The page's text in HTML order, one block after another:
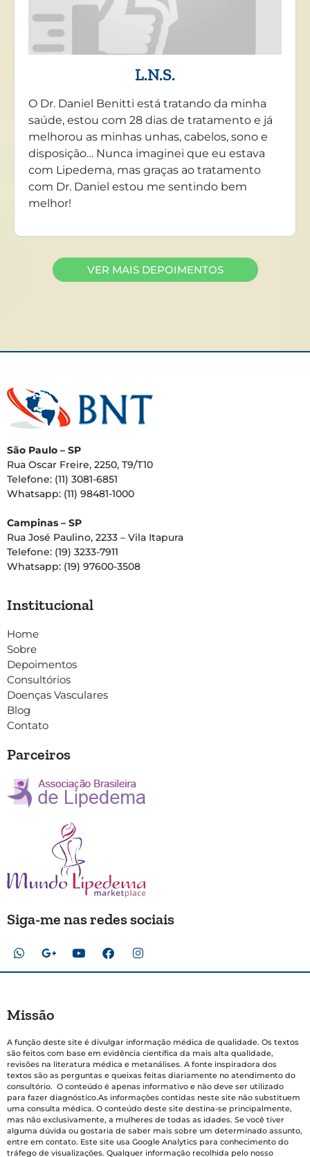
L.N.S.
O Dr. Daniel Benitti está tratando da minha
saúde, estou com 28 dias de tratamento e já
melhorou as minhas unhas, cabelos, sono e
disposição… Nunca imaginei que eu estava
com Lipedema, mas graças ao tratamento
com Dr. Daniel estou me sentindo bem
melhor!
VER MAIS DEPOIMENTOS
São Paulo – SP
Rua Oscar Freire, 2250, T9/T10
Telefone: (11) 3081-6851
Whatsapp: (11) 98481-1000
Campinas – SP
Rua José Paulino, 2233 – Vila Itapura
Telefone: (19) 3233-7911
Whatsapp: (19) 97600-3508
Institucional
Home
Sobre
Depoimentos
Consultórios
Doenças Vasculares
Blog
Contato
Parceiros
Siga-me nas redes sociais
Missão
A função deste site é divulgar informação médica de qualidade. Os textos
são feitos com base em evidência científica da mais alta qualidade,
revisões na literatura médica e metanálises. A fonte inspiradora dos
textos são as perguntas e queixas feitas diariamente no atendimento do
consultório. O conteúdo é apenas informativo e não deve ser utilizado
para fazer diagnóstico.As informações contidas neste site não substituem
uma consulta médica. O conteúdo deste site destina-se principalmente,
mas não exclusivamente, a mulheres de todas as idades. Se você tiver
alguma dúvida ou gostaria de saber mais sobre um determinado assunto,
entre em contato. Este site usa Google Analytics para conhecimento do
tráfego de visualizações. Qualquer informação recolhida pelo nosso